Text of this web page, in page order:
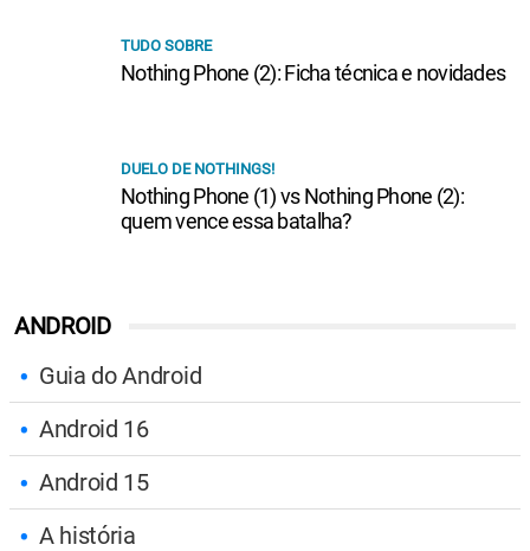
ANDROID
Guia do Android
Android 16
Android 15
A história
TUDO SOBRE
Nothing Phone (2): Ficha técnica e novidades
DUELO DE NOTHINGS!
Nothing Phone (1) vs Nothing Phone (2):
quem vence essa batalha?